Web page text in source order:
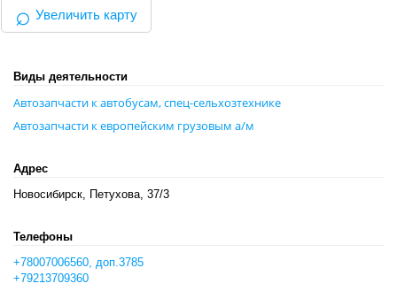
⌕ Увеличить карту
Виды деятельности
Автозапчасти к автобусам, спец-сельхозтехнике
Автозапчасти к европейским грузовым а/м
Адрес
Новосибирск, Петухова, 37/3
Телефоны
+78007006560, доп.3785
+79213709360